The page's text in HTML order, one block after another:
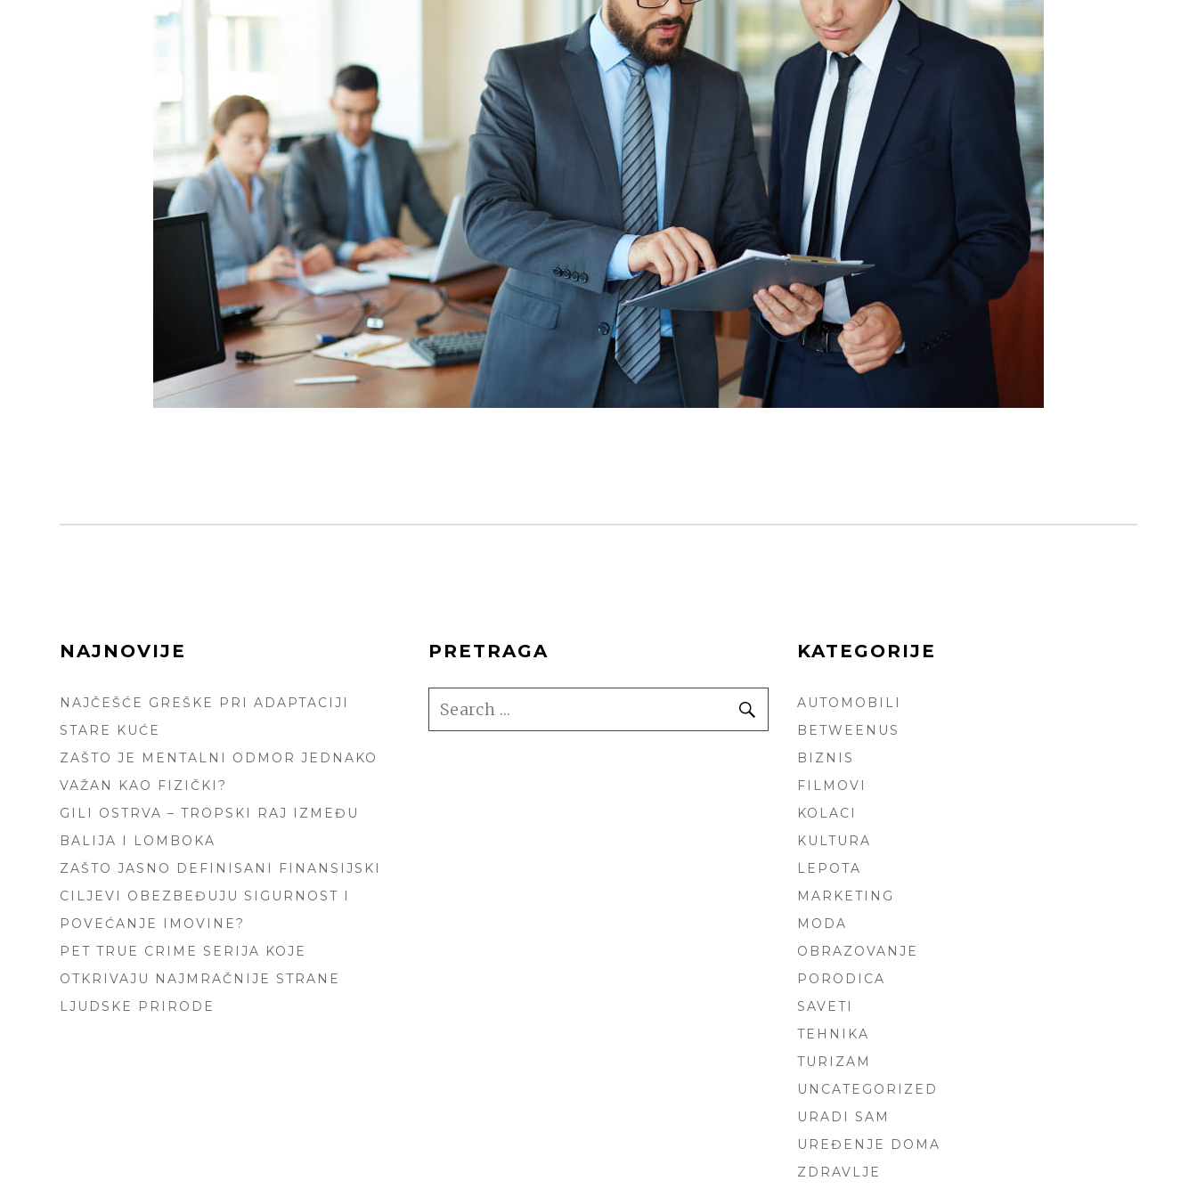
FOOTER
NAJNOVIJE
NAJČEŠĆE GREŠKE PRI ADAPTACIJI
STARE KUĆE
ZAŠTO JE MENTALNI ODMOR JEDNAKO
VAŽAN KAO FIZIČKI?
GILI OSTRVA – TROPSKI RAJ IZMEĐU
BALIJA I LOMBOKA
ZAŠTO JASNO DEFINISANI FINANSIJSKI
CILJEVI OBEZBEĐUJU SIGURNOST I
POVEĆANJE IMOVINE?
PET TRUE CRIME SERIJA KOJE
OTKRIVAJU NAJMRAČNIJE STRANE
LJUDSKE PRIRODE
PRETRAGA
SEARCH
FOR:
SEARCH
KATEGORIJE
AUTOMOBILI
BETWEENUS
BIZNIS
FILMOVI
KOLACI
KULTURA
LEPOTA
MARKETING
MODA
OBRAZOVANJE
PORODICA
SAVETI
TEHNIKA
TURIZAM
UNCATEGORIZED
URADI SAM
UREĐENJE DOMA
ZDRAVLJE